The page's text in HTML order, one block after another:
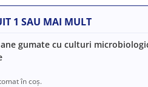
1 SAU MAI MULT
gumate cu culturi
în coș.